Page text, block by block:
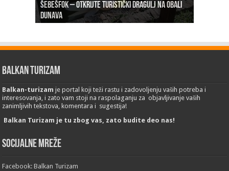
Šebešfok – Otkrijte turistički dragulj na obali
Dunava
Erdevik: Sremska kulenijada 8. juna
Pomerena kupališna sezona na Gradskoj plaži u
Sremskoj Mitrovici
Novi Sad: Exit festival od 6.do 9. jula
26. Međunarodni sajam turizma „EMITT 2023“
Balkan Turizam
Balkan-turizam je portal koji teži rastu i zadovoljenju vaših potreba i
interesovanja, i zato vam stoji na raspolaganju za objavljivanje vaših
zanimljivih tekstova, komentara i sugestija!
Balkan Turizam je tu zbog vas, zato budite deo nas!
Socijalne mreže
Facebook: Balkan Turizam